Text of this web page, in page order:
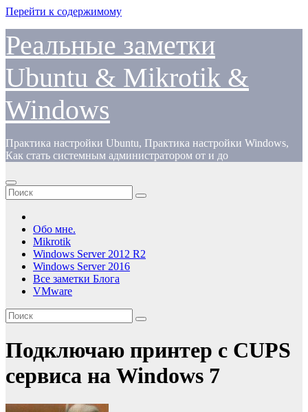
Перейти к содержимому
Реальные заметки
Ubuntu & Mikrotik &
Windows
Практика настройки Ubuntu, Практика настройки Windows,
Как стать системным администратором от и до
Обо мне.
Mikrotik
Windows Server 2012 R2
Windows Server 2016
Все заметки Блога
VMware
Подключаю принтер с CUPS
сервиса на Windows 7